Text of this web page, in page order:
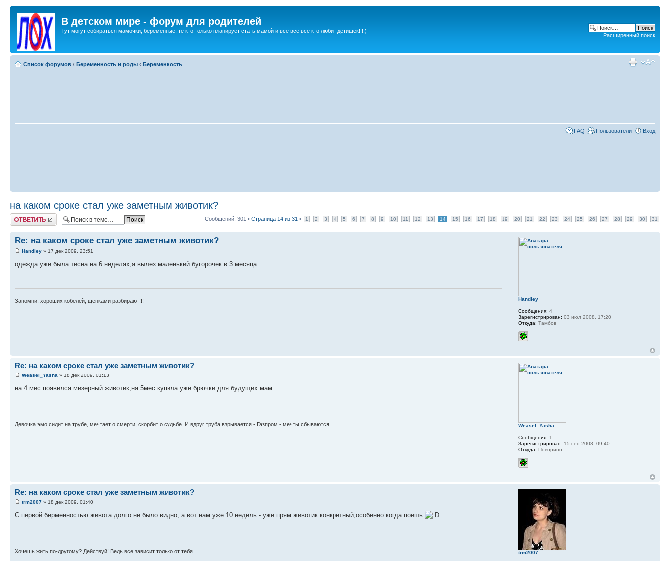
В детском мире - форум для родителей
Тут могут собираться мамочки, беременные, те кто только планирует стать мамой и все все все кто любит детишек!!!:)
Расширенный поиск
Список форумов ‹ Беременность и роды ‹ Беременность
FAQ Пользователи Вход
на каком сроке стал уже заметным животик?
Ответить Сообщений: 301 • Страница 14 из 31 • 1 2 3 4 5 6 7 8 9 10 11 12 13 14 15 16 17 18 19 20 21 22 23 24 25 26 27 28 29 30 31
Re: на каком сроке стал уже заметным животик?
Handley » 17 дек 2009, 23:51
одежда уже была тесна на 6 неделях,а вылез маленький бугорочек в 3 месяца
Запомни: хороших кобелей, щенками разбирают!!! Handley
Сообщения: 4
Зарегистрирован: 03 июл 2008, 17:20
Откуда: Тамбов
Re: на каком сроке стал уже заметным животик?
Weasel_Yasha » 18 дек 2009, 01:13
на 4 мес.появился мизерный животик,на 5мес.купила уже брючки для будущих мам.
Девочка эмо сидит на трубе, мечтает о смерти, скорбит о судьбе. И вдруг труба взрывается - Газпром - мечты сбываются. Weasel_Yasha
Сообщения: 1
Зарегистрирован: 15 сен 2008, 09:40
Откуда: Поворино
Re: на каком сроке стал уже заметным животик?
trm2007 » 18 дек 2009, 01:40
С первой берменностью живота долго не было видно, а вот нам уже 10 недель - уже прям животик конкретный,особенно когда поешь
Хочешь жить по-другому? Действуй! Ведь все зависит только от тебя. trm2007